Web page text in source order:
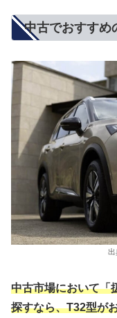
中古でおすすめ
出
中古市場において「
探すなら、T32型が